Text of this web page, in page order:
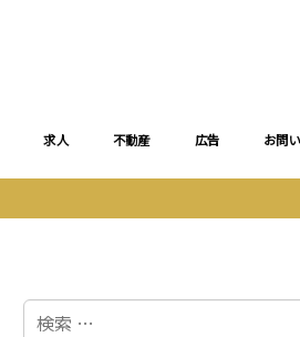
求人 不動産 広告 お問
検